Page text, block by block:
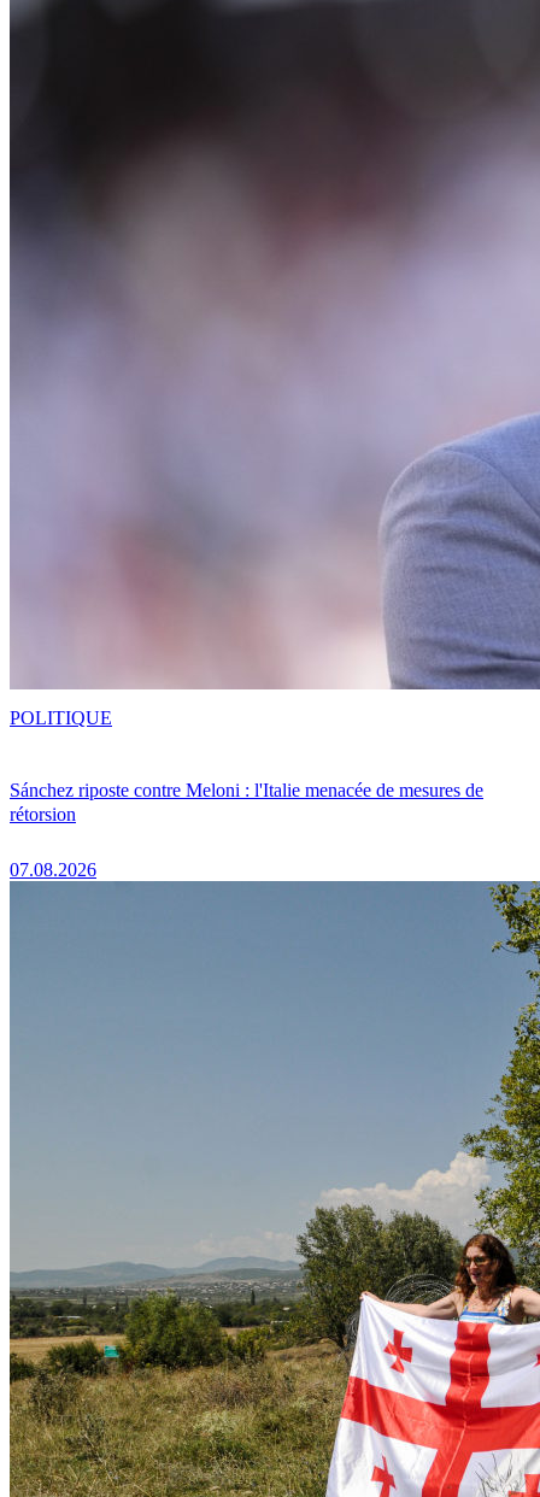
Sánchez riposte contre Meloni : l'Italie menacée de mesures de
rétorsion
07.08.2026
POLITIQUE